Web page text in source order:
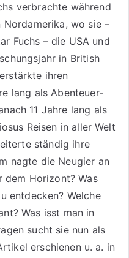
verbrachte während
wo sie –
Fuchs – die USA und
in British
ihren
lang als Abenteuer-
11 Jahre lang als
Reisen in aller Welt
ständig ihre
nagte die Neugier an
dem Horizont? Was
entdecken? Welche
Was isst man in
sucht sie nun als
erschienen u. a. in